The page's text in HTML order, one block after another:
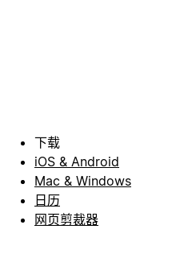
下载
iOS & Android
Mac & Windows
日历
网页剪裁器